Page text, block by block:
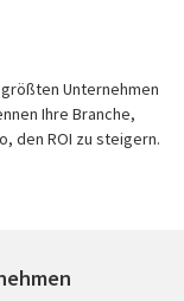
Unternehmen
Ihre Branche,
den ROI zu steigern.